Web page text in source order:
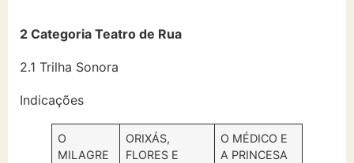
2 Categoria Teatro de Rua
2.1 Trilha Sonora
Indicações
O
MILAGRE
ORIXÁS,
FLORES E
O MÉDICO E
A PRINCESA